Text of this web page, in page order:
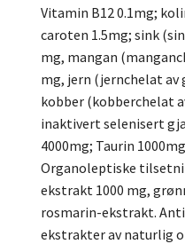
Vitamin B12 0.1mg;
caroten 1.5mg; sink
mg, mangan
mg, jern (jernchelat av
kobber (kobberchelat
inaktivert selenisert
4000mg; Taurin
Organoleptiske
ekstrakt 1000 mg,
rosmarin-ekstrakt.
ekstrakter av naturlig